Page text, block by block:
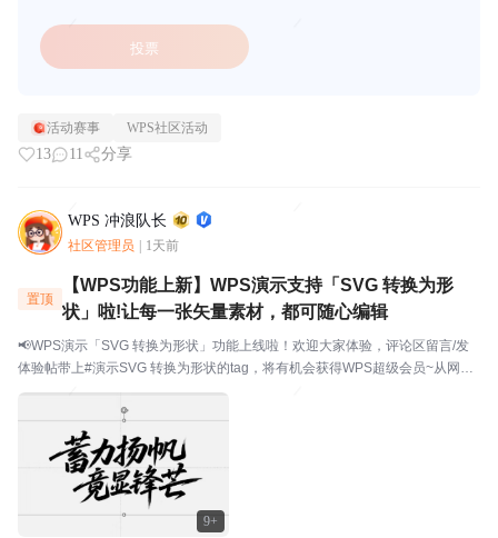
投票
活动赛事 WPS社区活动
13 11 分享
WPS 冲浪队长
社区管理员 1天前
9+
置顶
【WPS功能上新】WPS演示支持「SVG 转换为形
状」啦!让每一张矢量素材，都可随心编辑
📢WPS演示「SVG 转换为形状」功能上线啦！欢迎大家体验，评论区留言/发
体验帖带上#演示SVG 转换为形状的tag，将有机会获得WPS超级会员~从网上
下载了矢量图标，导入 PPT 后发现颜色改不了、大小没法调？用 AI 生成了艺
术字 SVG，想微调某个笔...